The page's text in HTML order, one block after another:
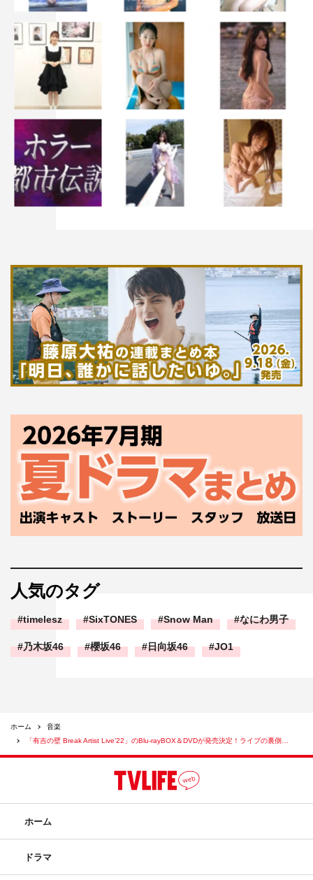
人気のタグ
timelesz SixTONES Snow Man なにわ男子
乃木坂46 櫻坂46 日向坂46 JO1
ホーム
音楽
「有吉の壁 Break Artist Live’22」のBlu-rayBOX＆DVDが発売決定！ライブの裏側…
ホーム
ドラマ